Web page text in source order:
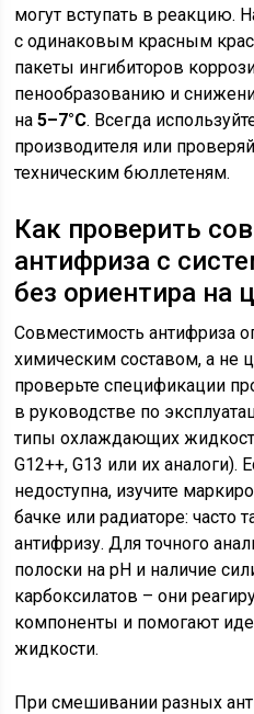
могут вступать в реакцию.
с одинаковым красным
пакеты ингибиторов
пенообразованию и
на5–7°C. Всегда
производителя или
техническим бюллетеням.
Как проверить
антифриза с
без ориентира на
Совместимость антифриза
химическим составом, а
проверьте спецификации
в руководстве по
типы охлаждающих
G12++, G13 или их аналоги).
недоступна, изучите
бачке или радиаторе: часто
антифризу. Для точного
полоски на pH и наличие
карбоксилатов – они
компоненты и помогают
жидкости.
При смешивании разных